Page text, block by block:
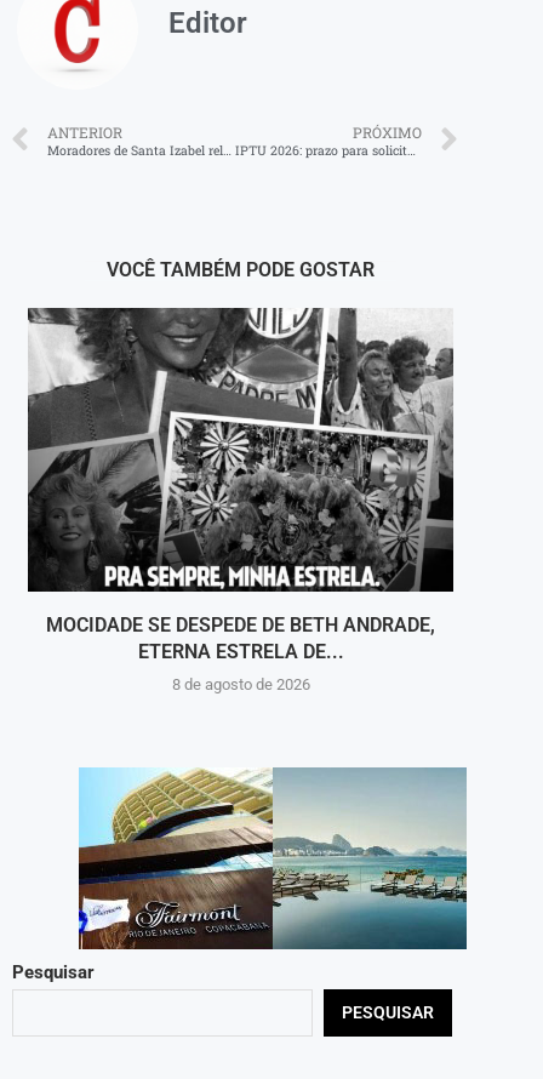
Editor
ANTERIOR
Moradores de Santa Izabel relatam queixas
PRÓXIMO
IPTU 2026: prazo para solicitação de desconto de até 50% vai até sexta-feira (28) em Volta Redonda
VOCÊ TAMBÉM PODE GOSTAR
MOCIDADE SE DESPEDE DE BETH ANDRADE,
ETERNA ESTRELA DE...
8 de agosto de 2026
Pesquisar
PESQUISAR